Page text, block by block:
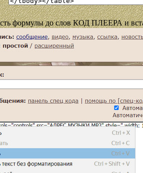
формулы до слов КОД ПЛЕЕРА и